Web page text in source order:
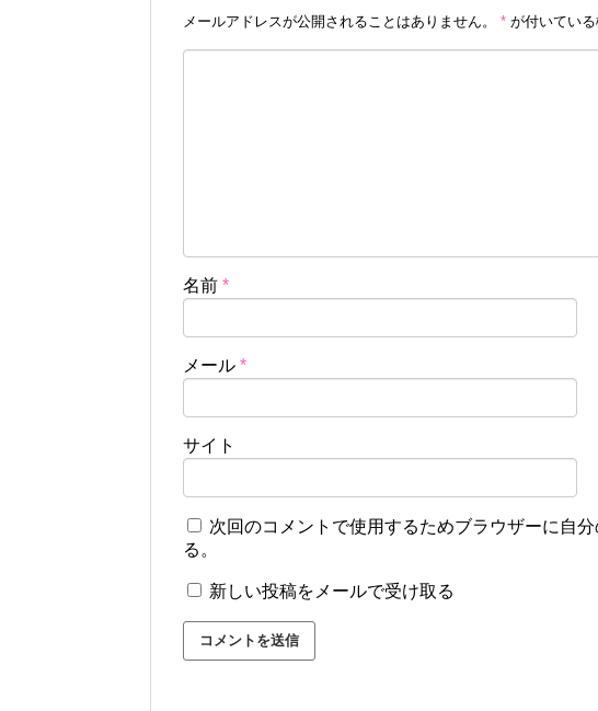
メールアドレスが公開されることはありません。 * が付いてい
名前 *
メール *
サイト
次回のコメントで使用するためブラウザーに自
る。
新しい投稿をメールで受け取る